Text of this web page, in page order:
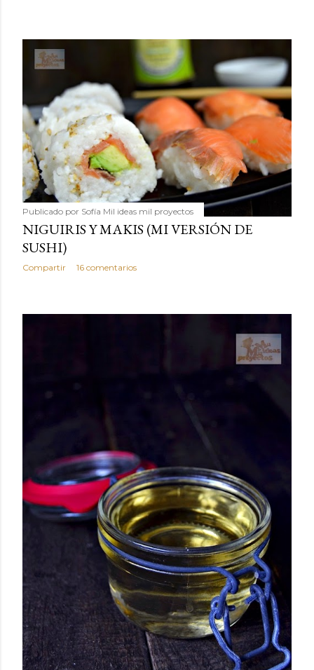
Publicado por Sofía Mil ideas mil proyectos
NIGUIRIS Y MAKIS (MI VERSIÓN DE
SUSHI)
Compartir 16 comentarios